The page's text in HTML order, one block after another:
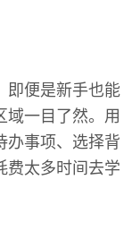
即便是新手也能
域一目了然。用
办事项、选择背
费太多时间去学